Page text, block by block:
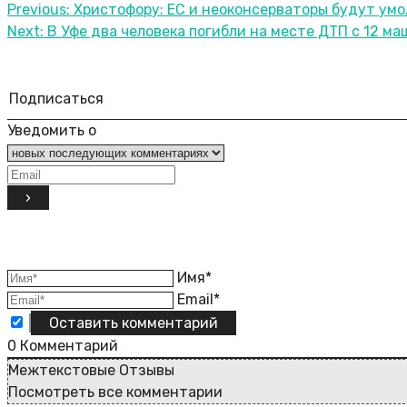
Previous: Христофору: ЕС и неоконсерваторы будут
Next: В Уфе два человека погибли на месте ДТП с 12
Подписаться
Уведомить о
Имя*
Email*
0 Комментарий
Межтекстовые Отзывы
Посмотреть все комментарии